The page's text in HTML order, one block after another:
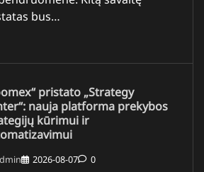
bus…
pristato „Strategy
nauja platforma prekybos
kūrimui ir
2026-08-07 0